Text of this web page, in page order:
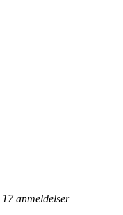
17anmeldelser